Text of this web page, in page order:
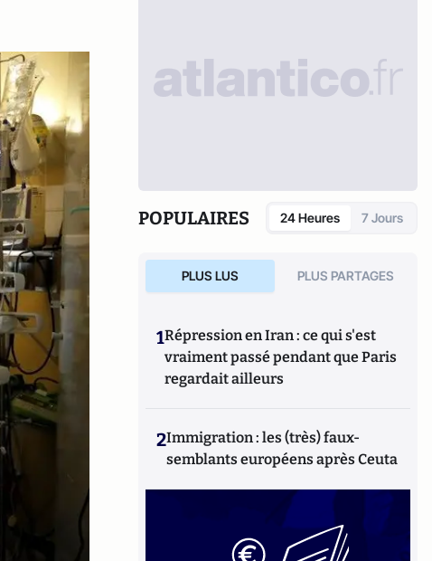
POPULAIRES 24 Heures 7 Jours
PLUS LUS PLUS PARTAGES
1Répression en Iran : ce qui s'est
vraiment passé pendant que Paris
regardait ailleurs
2Immigration : les (très) faux-
semblants européens après Ceuta